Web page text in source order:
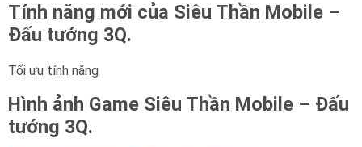
Tính năng mới của Siêu Thần Mobile –
Đấu tướng 3Q.
Tối ưu tính năng
Hình ảnh Game Siêu Thần Mobile – Đấu
tướng 3Q.